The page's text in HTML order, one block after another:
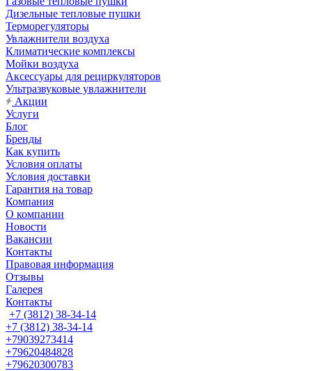
Дизельные тепловые пушки
Терморегуляторы
Увлажнители воздуха
Климатические комплексы
Мойки воздуха
Аксессуары для рециркуляторов
Ультразвуковые увлажнители
Акции
Услуги
Блог
Бренды
Как купить
Условия оплаты
Условия доставки
Гарантия на товар
Компания
О компании
Новости
Вакансии
Контакты
Правовая информация
Отзывы
Галерея
Контакты
+7 (3812) 38-34-14
+7 (3812) 38-34-14
+79039273414
+79620484828
+79620300783